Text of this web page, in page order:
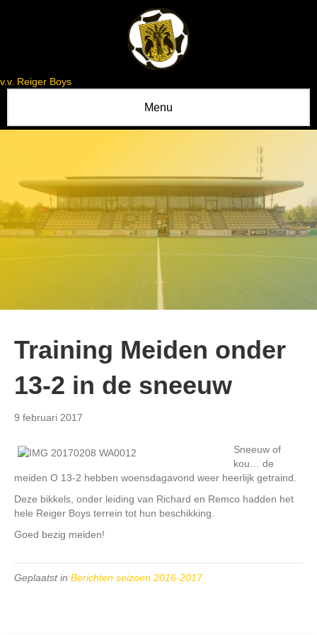
v.v. Reiger Boys
Menu
Training Meiden onder
13-2 in de sneeuw
9 februari 2017
Sneeuw of
kou… de
meiden O 13-2 hebben woensdagavond weer heerlijk getraind.
Deze bikkels, onder leiding van Richard en Remco hadden het
hele Reiger Boys terrein tot hun beschikking.
Goed bezig meiden!
Geplaatst in Berichten seizoen 2016-2017